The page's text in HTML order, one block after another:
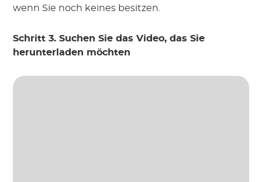
wenn Sie noch keines besitzen.
Schritt 3. Suchen Sie das Video, das Sie
herunterladen möchten